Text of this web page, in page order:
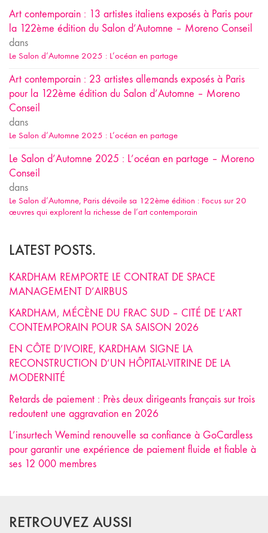
Art contemporain : 13 artistes italiens exposés à Paris pour
la 122ème édition du Salon d’Automne – Moreno Conseil
dans
Le Salon d’Automne 2025 : L’océan en partage
Art contemporain : 23 artistes allemands exposés à Paris
pour la 122ème édition du Salon d’Automne – Moreno
Conseil
dans
Le Salon d’Automne 2025 : L’océan en partage
Le Salon d’Automne 2025 : L’océan en partage – Moreno
Conseil
dans
Le Salon d’Automne, Paris dévoile sa 122ème édition : Focus sur 20
œuvres qui explorent la richesse de l’art contemporain
LATEST POSTS.
KARDHAM REMPORTE LE CONTRAT DE SPACE
MANAGEMENT D’AIRBUS
KARDHAM, MÉCÈNE DU FRAC SUD – CITÉ DE L’ART
CONTEMPORAIN POUR SA SAISON 2026
EN CÔTE D’IVOIRE, KARDHAM SIGNE LA
RECONSTRUCTION D’UN HÔPITAL-VITRINE DE LA
MODERNITÉ
Retards de paiement : Près deux dirigeants français sur trois
redoutent une aggravation en 2026
L’insurtech Wemind renouvelle sa confiance à GoCardless
pour garantir une expérience de paiement fluide et fiable à
ses 12 000 membres
RETROUVEZ AUSSI